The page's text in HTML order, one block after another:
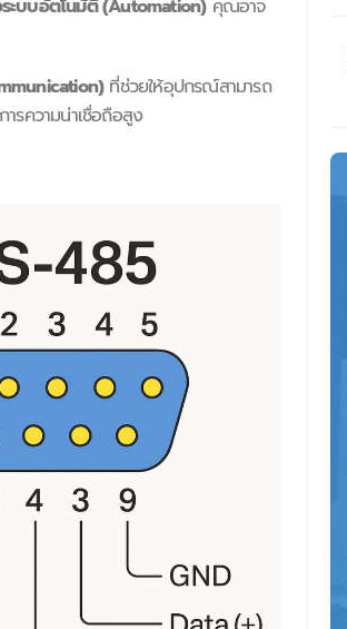
ะบบอัตโนมัติ (Automation)คุณอาจ
ที่ช่วยให้อุปกรณ์สามารถ
รความน่าเชื่อถือสูง